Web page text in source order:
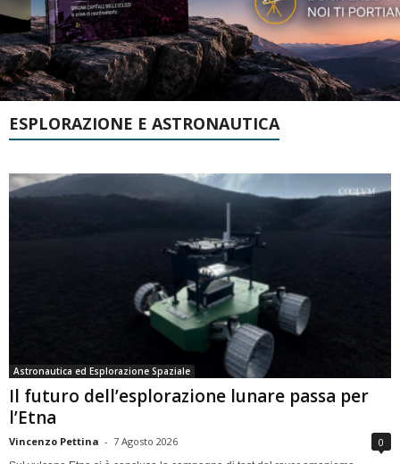
ESPLORAZIONE E ASTRONAUTICA
Astronautica ed Esplorazione Spaziale
Il futuro dell’esplorazione lunare passa per
l’Etna
Vincenzo Pettina - 7 Agosto 2026 0